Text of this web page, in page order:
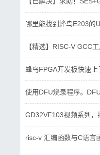
哪里能找到蜂鸟E203的
【精选】RISC-V GCC
蜂鸟FPGA开发板快速上
使用DFU烧录程序。
GD32VF103视频系列，
risc-v 汇编函数与C语言